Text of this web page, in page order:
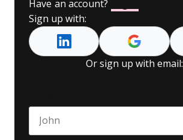
Have an account?
Sign up with:
Or sign up with email: